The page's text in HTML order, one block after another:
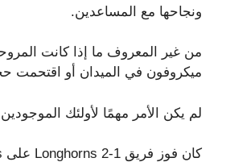
ونجاحها مع المساعدين.
من غير المعروف ما إذا كانت
ميكروفون في الميدان أو اقتحمت
لم يكن الأمر مهمًا لأولئك